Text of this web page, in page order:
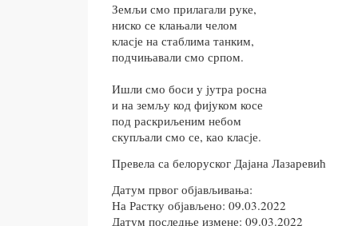
Земљи смо прилагали руке,
ниско се клањали челом
класје на стаблима танким,
подчињавали смо српом.
Ишли смо боси у јутра росна
и на земљу код фијуком косе
под раскриљеним небом
скупљали смо се, као класје.
Превела са белоруског Дајана Лазаревић
Датум првог објављивања:
На Растку објављено: 09.03.2022
Датум последње измене: 09.03.2022